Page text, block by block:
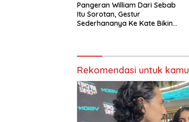
Pangeran William Dari Sebab
Itu Sorotan, Gestur
Sederhananya Ke Kate Bikin
Rekomendasi untuk kamu